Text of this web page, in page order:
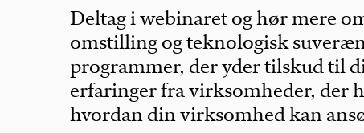
Deltag i webinaret og hør mere
omstilling og teknologisk
programmer, der yder tilskud til
erfaringer fra virksomheder, der
hvordan din virksomhed kan